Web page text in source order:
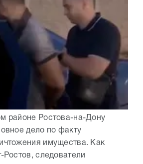
районе Ростова-на-Дону
дело по факту
имущества. Как
Ростов, следователи